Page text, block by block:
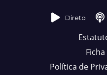
Direto
Política de